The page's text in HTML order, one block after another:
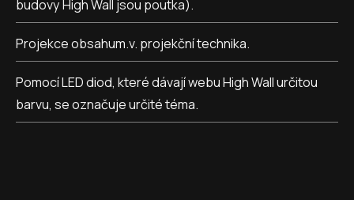
budovy High Wall jsou poutka).
Projekce obsahum.v. projekční technika.
Pomocí LED diod, které dávají webu High Wall určitou
barvu, se označuje určité téma.